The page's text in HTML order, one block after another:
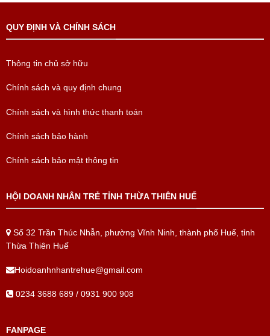
QUY ĐỊNH VÀ CHÍNH SÁCH
Thông tin chủ sở hữu
Chính sách và quy định chung
Chính sách và hình thức thanh toán
Chính sách bảo hành
Chính sách bảo mật thông tin
HỘI DOANH NHÂN TRẺ TỈNH THỪA THIÊN HUẾ
Số 32 Trần Thúc Nhẫn, phường Vĩnh Ninh, thành phố Huế, tỉnh
Thừa Thiên Huế
Hoidoanhnhantrehue@gmail.com
0234 3688 689 / 0931 900 908
FANPAGE